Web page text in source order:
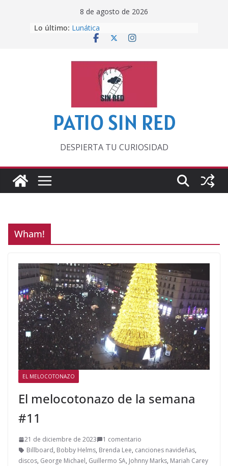
8 de agosto de 2026
Lo último: Lunática
Pero, hasta entonces…
‘La broma infinita’ de recomendar
lecturas veraniegas
Otra del Mundial
PATIO SIN RED
DESPIERTA TU CURIOSIDAD
Wham!
EL MELOCOTONAZO
El melocotonazo de la semana
#11
21 de diciembre de 2023
1 comentario
Billboard, Bobby Helms, Brenda Lee, canciones navideñas,
discos, George Michael, Guillermo SA, Johnny Marks, Mariah Carey